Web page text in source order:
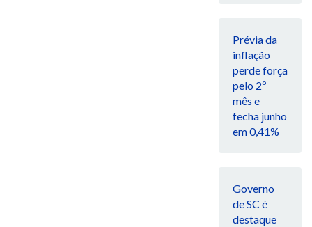
Prévia da
inflação
perde força
pelo 2º
mês e
fecha junho
em 0,41%
Governo
de SC é
destaque